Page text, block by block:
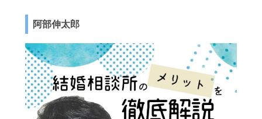
阿部伸太郎